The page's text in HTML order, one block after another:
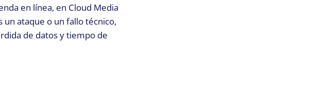
en línea, en Cloud Media
ataque o un fallo técnico,
de datos y tiempo de